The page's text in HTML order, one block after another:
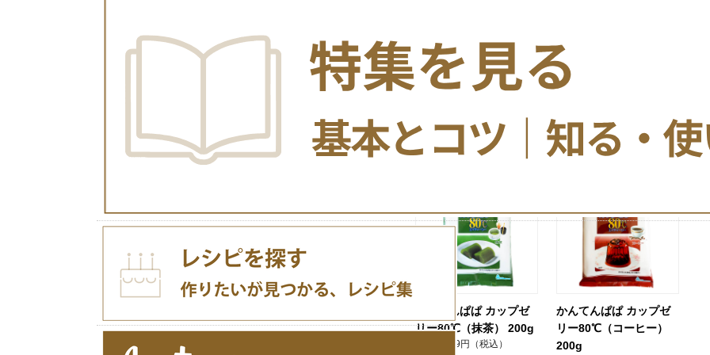
リー80℃（マンゴー
味） 200g
444円（税込）
季節商品 常温品
リー80℃（ストロベリ
ー味） 200g
>アイコン説明
>
かんてんぱぱ カップゼ
リー80℃（抹茶） 200g
599円（税込）
かんてんぱぱ カップゼ
リー80℃（コーヒー）
200g